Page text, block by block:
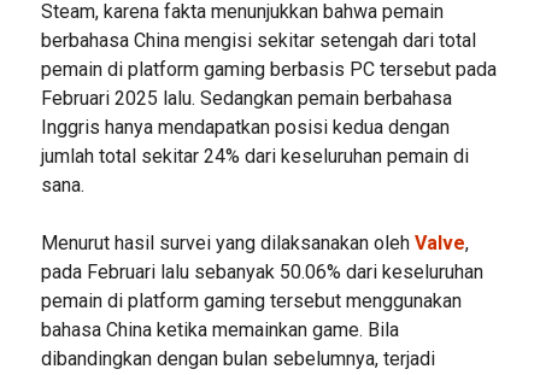
Steam, karena fakta menunjukkan bahwa pemain
berbahasa China mengisi sekitar setengah dari total
pemain di platform gaming berbasis PC tersebut pada
Februari 2025 lalu. Sedangkan pemain berbahasa
Inggris hanya mendapatkan posisi kedua dengan
jumlah total sekitar 24% dari keseluruhan pemain di
sana.
Menurut hasil survei yang dilaksanakan oleh Valve,
pada Februari lalu sebanyak 50.06% dari keseluruhan
pemain di platform gaming tersebut menggunakan
bahasa China ketika memainkan game. Bila
dibandingkan dengan bulan sebelumnya, terjadi